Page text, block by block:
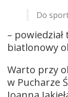
Do
–
biatlonowy
Warto przy
w Pucharze